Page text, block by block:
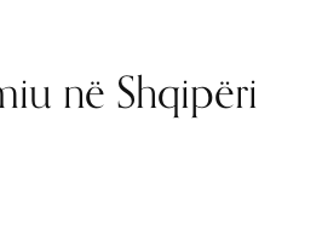
në Shqipëri